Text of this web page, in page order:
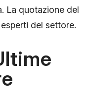
La quotazione del
del settore.